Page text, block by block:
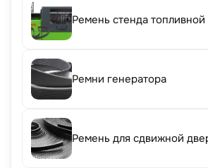
Ремень стенда
Ремни генератора
Ремень для сдвижной